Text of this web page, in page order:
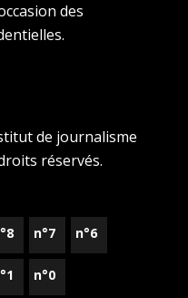
des
de journalisme
réservés.
n°7 n°6
n°0